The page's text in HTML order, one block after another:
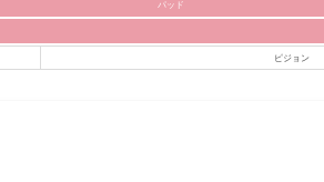
パッド
ピジョン